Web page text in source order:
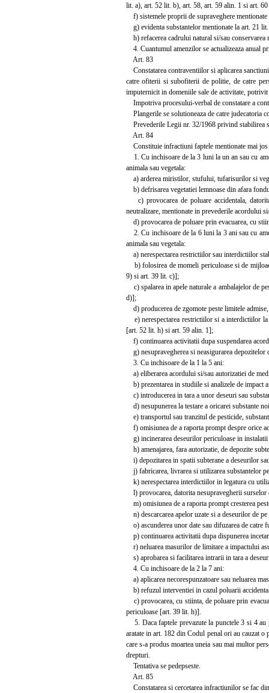
lit. a), art. 52 lit. b), art. 58, art. 59 alin. 1 si art.
f) sistemele proprii de supraveghere
g) evidenta substantelor mentionate la art. 21
h) refacerea cadrului natural si/sau
4. Cuantumul amenzilor se actualizeaza anual
Art. 83
Constatarea contraventiilor si aplicarea
catre ofiterii si subofiterii de politie, de catre
imputernicit in domeniile sale de activitate, potrivit
Impotriva procesului-verbal de constatare a
Plangerile se solutioneaza de catre judecatoria
Prevederile Legii nr. 32/1968 privind stabilirea
Art. 84
Constituie infractiuni faptele mentionate mai jos
1. Cu inchisoare de la 3 luni la un an sau cu
animala sau vegetala:
a) arderea miristilor, stufului, tufarisurilor si
b) defrisarea vegetatiei lemnoase din afara
c) provocarea de poluare accidentala,
neutralizare, mentionate in prevederile acordului
d) provocarea de poluare prin evacuarea, cu
2. Cu inchisoare de la 6 luni la 3 ani sau cu
animala sau vegetala:
a) nerespectarea restrictiilor sau interdictiilor
b) folosirea de momeli periculoase si de
9) si art. 39 lit. c)];
c) spalarea in apele naturale a ambalajelor de
d)];
d) producerea de zgomote peste limitele
e) nerespectarea restrictiilor si a interdictiilor la
[art. 52 lit. h) si art. 59 alin. 1];
f) continuarea activitatii dupa suspendarea
g) nesupravegherea si neasigurarea
3. Cu inchisoare de la 1 la 5 ani:
a) eliberarea acordului si/sau autorizatiei de
b) prezentarea in studiile si analizele de
c) introducerea in tara a unor deseuri sau
d) nesupunerea la testare a oricarei substante
e) transportul sau tranzitul de pesticide,
f) omisiunea de a raporta prompt despre orice
g) incinerarea deseurilor periculoase in
h) amenajarea, fara autorizatie, de depozite
i) depozitarea in spatii subterane a deseurilor
j) fabricarea, livrarea si utilizarea substantelor
k) nerespectarea interdictiilor in legatura cu
l) provocarea, datorita nesupravegherii
m) omisiunea de a raporta prompt cresterea
n) descarcarea apelor uzate si a deseurilor de
o) ascunderea unor date sau difuzarea de
p) continuarea activitatii dupa dispunerea
r) neluarea masurilor de limitare a impactului
s) aprobarea si facilitarea intrarii in tara a
4. Cu inchisoare de la 2 la 7 ani:
a) aplicarea necorespunzatoare sau neluarea
b) refuzul interventiei in cazul poluarii
c) provocarea, cu stiinta, de poluare prin
periculoase [art. 39 lit. h)].
5. Daca faptele prevazute la punctele 3 si 4 au
aratate in art. 182 din Codul penal ori au cauzat o
care s-a produs moartea uneia sau mai multor
drepturi.
Tentativa se pedepseste.
Art. 85
Constatarea si cercetarea infractiunilor se fac